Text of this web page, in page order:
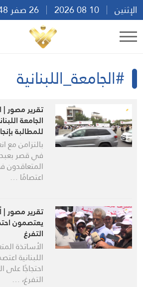
الإثنين
#الجامعة_اللبنانية
تقرير مصور |
الجامعة
للمطالبة
بالتزامن مع
في قصر
المتعاقدون
اعتصامًا …
تقرير مصور |
يعتصمون
التفرغ
الأساتذة
اللبنانية
احتجاجًا
التفرغ، …